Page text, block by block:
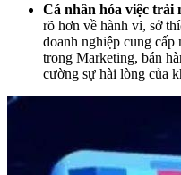
Cá nhân hóa việc trải
rõ hơn về hành vi, sở
doanh nghiệp cung cấp
trong Marketing, bán
cường sự hài lòng của